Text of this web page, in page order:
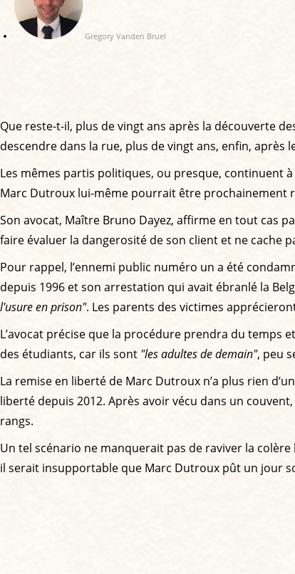
Gregory Vanden Bruel
Que reste-t-il, plus de vingt ans après la découverte
descendre dans la rue, plus de vingt ans, enfin, après
Les mêmes partis politiques, ou presque, continuent
Marc Dutroux lui-même pourrait être prochainement
Son avocat, Maître Bruno Dayez, affirme en tout cas
faire évaluer la dangerosité de son client et ne cache
Pour rappel, l’ennemi public numéro un a été
depuis 1996 et son arrestation qui avait ébranlé la
l'usure en prison". Les parents des victimes
L’avocat précise que la procédure prendra du temps
des étudiants, car ils sont "les adultes de demain", peu
La remise en liberté de Marc Dutroux n’a plus rien
liberté depuis 2012. Après avoir vécu dans un
rangs.
Un tel scénario ne manquerait pas de raviver la
il serait insupportable que Marc Dutroux pût un jour